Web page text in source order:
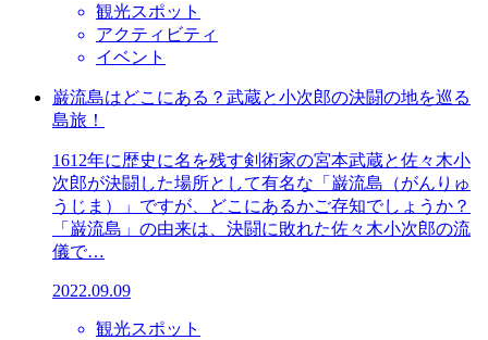
観光スポット
アクティビティ
イベント
巌流島はどこにある？武蔵と小次郎の決闘の地を巡る
島旅！
1612年に歴史に名を残す剣術家の宮本武蔵と佐々木小
次郎が決闘した場所として有名な「巌流島（がんりゅ
うじま）」ですが、どこにあるかご存知でしょうか？
「巌流島」の由来は、決闘に敗れた佐々木小次郎の流
儀で…
2022.09.09
観光スポット